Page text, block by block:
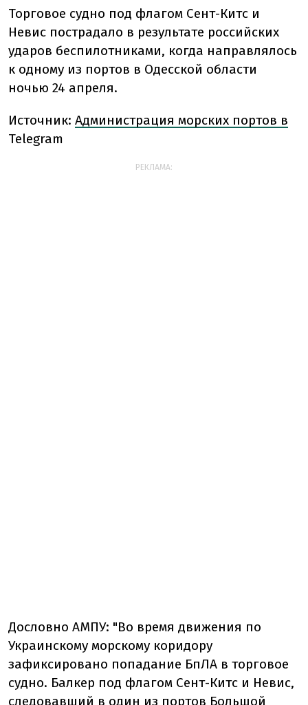
Торговое судно под флагом Сент-Китс и
Невис пострадало в результате российских
ударов беспилотниками, когда направлялось
к одному из портов в Одесской области
ночью 24 апреля.
Источник: Администрация морских портов в
Telegram
РЕКЛАМА:
Дословно АМПУ: "Во время движения по
Украинскому морскому коридору
зафиксировано попадание БпЛА в торговое
судно. Балкер под флагом Сент-Китс и Невис,
следовавший в один из портов Большой